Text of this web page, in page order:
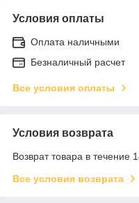
Условия оплаты
Оплата наличными
Безналичный расчет
Все условия оплаты
Условия возврата
Возврат товара в течение
Все условия возврата